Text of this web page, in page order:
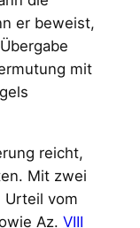
er beweist,
mit
reicht,
Mit zwei
Urteil vom
Az. VIII